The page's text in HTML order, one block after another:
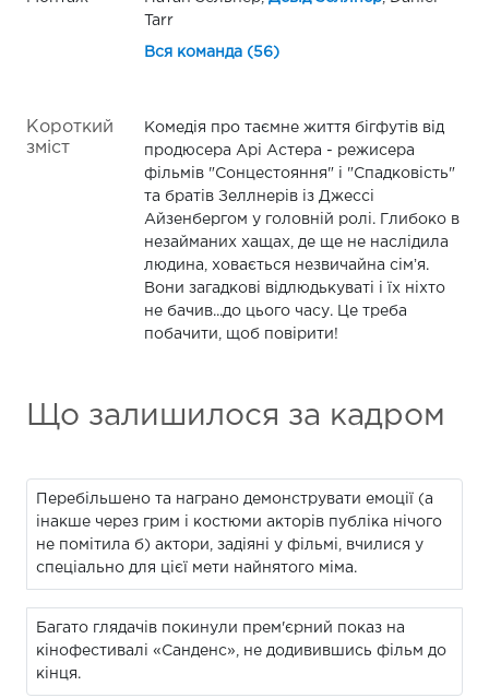
Tarr
Вся команда (56)
Короткий
зміст
Комедія про таємне життя бігфутів від
продюсера Арі Астера - режисера
фільмів "Сонцестояння" і "Спадковість"
та братів Зеллнерів із Джессі
Айзенбергом у головній ролі. Глибоко в
незайманих хащах, де ще не наслідила
людина, ховається незвичайна сімʼя.
Вони загадкові відлюдькуваті і їх ніхто
не бачив...до цього часу. Це треба
побачити, щоб повірити!
Що залишилося за кадром
Перебільшено та награно демонструвати емоції (а
інакше через грим і костюми акторів публіка нічого
не помітила б) актори, задіяні у фільмі, вчилися у
спеціально для цієї мети найнятого міма.
Багато глядачів покинули прем'єрний показ на
кінофестивалі «Санденс», не додивившись фільм до
кінця.